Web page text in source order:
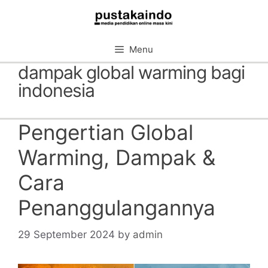
Menu
dampak global warming bagi
indonesia
Pengertian Global
Warming, Dampak &
Cara
Penanggulangannya
29 September 2024 by admin